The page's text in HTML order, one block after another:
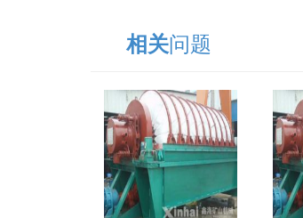
相关问题